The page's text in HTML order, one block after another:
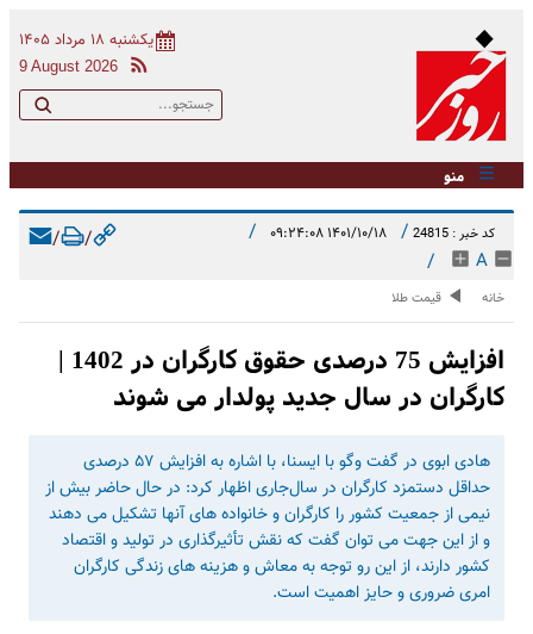
یکشنبه ۱۸ مرداد ۱۴۰۵
9 August 2026
منو
کد خبر : 24815 / ۱۴۰۱/۱۰/۱۸ ۰۹:۲۴:۰۸ /
A
/
/
/
خانه قیمت طلا
افزایش 75 درصدی حقوق کارگران در 1402 |
کارگران در سال جدید پولدار می شوند
هادی ابوی در گفت وگو با ایسنا، با اشاره به افزایش ۵۷ درصدی
حداقل دستمزد کارگران در سال‌جاری اظهار کرد: در حال حاضر بیش از
نیمی از جمعیت کشور را کارگران و خانواده های آنها تشکیل می دهند
و از این جهت می توان گفت که نقش تأثیرگذاری در تولید و اقتصاد
کشور دارند، از این رو توجه به معاش و هزینه های زندگی کارگران
امری ضروری و حایز اهمیت است.